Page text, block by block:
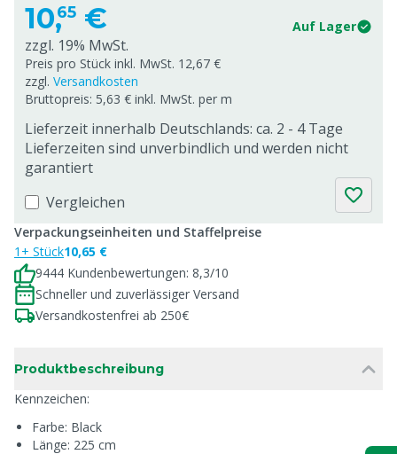
10,65 € Auf Lager
zzgl. 19% MwSt.
Preis pro Stück inkl. MwSt. 12,67 €
zzgl. Versandkosten
Bruttopreis: 5,63 € inkl. MwSt. per m
Lieferzeit innerhalb Deutschlands: ca. 2 - 4 Tage
Lieferzeiten sind unverbindlich und werden nicht
garantiert
Vergleichen
Verpackungseinheiten und Staffelpreise
1+ Stück10,65 €
9444 Kundenbewertungen: 8,3/10
Schneller und zuverlässiger Versand
Versandkostenfrei ab 250€
Produktbeschreibung
Kennzeichen:
Farbe: Black
Länge: 225 cm